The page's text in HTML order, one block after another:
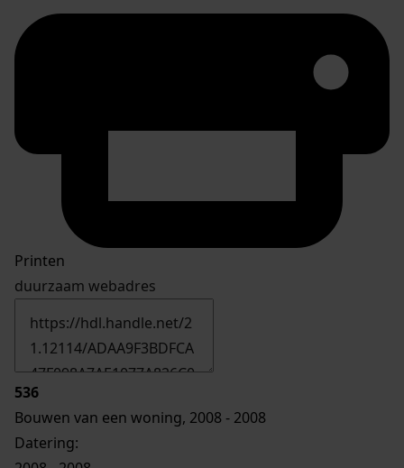
Printen
duurzaam webadres
536
Bouwen van een woning, 2008 - 2008
Datering: